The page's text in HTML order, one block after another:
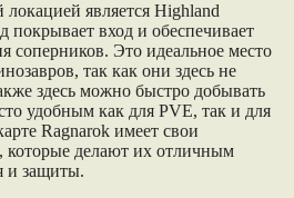
является Highland
покрывает вход и обеспечивает
соперников. Это идеальное место
так как они здесь не
здесь можно быстро добывать
удобным как для PVE, так и для
Ragnarok имеет свои
которые делают их отличным
и защиты.